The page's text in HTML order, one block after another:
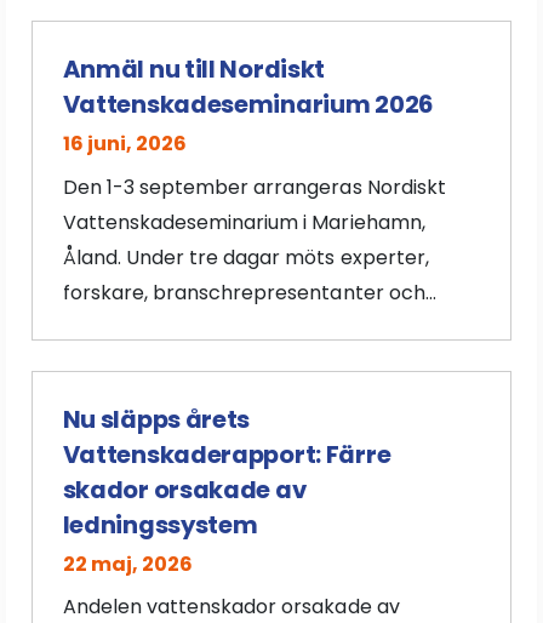
16 juni, 2026
Anmäl nu till Nordiskt
Vattenskadeseminarium 2026
Den 1-3 september arrangeras Nordiskt
Vattenskadeseminarium i Mariehamn,
Åland. Under tre dagar möts experter,
forskare, branschrepresentanter och...
22 maj, 2026
Nu släpps årets
Vattenskaderapport: Färre
skador orsakade av
ledningssystem
Andelen vattenskador orsakade av